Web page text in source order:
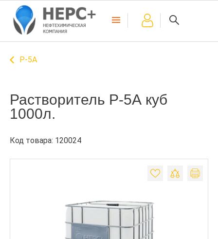
Р-5А
Растворитель Р-5А куб
1000л.
Код товара: 120024